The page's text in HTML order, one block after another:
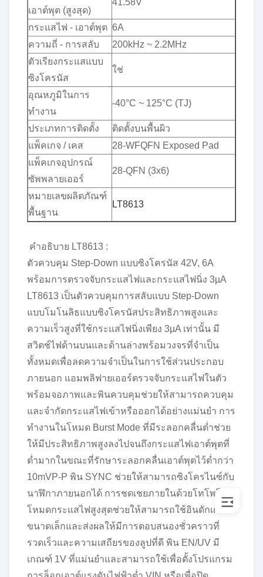
เอาต์พุต (สูงสุด)
41.58V
กระแสไฟ - เอาต์พุต 6A
ความถี่ - การสลับ
200kHz ~ 2.2MHz
ตัวเรียงกระแสแบบ
ซิงโครนัส
ใช่
อุณหภูมิในการ
ทำงาน
-40°C ~ 125°C (TJ)
ประเภทการติดตั้ง
ติดตั้งบนพื้นผิว
แพ็คเกจ / เคส
28-WFQFN Exposed Pad
แพ็คเกจอุปกรณ์
ซัพพลายเออร์
28-QFN (3x6)
หมายเลขผลิตภัณฑ์
พื้นฐาน
LT8613
คำอธิบาย LT8613 :
ตัวควบคุม Step-Down แบบซิงโครนัส 42V, 6A
พร้อมการตรวจจับกระแสไฟและกระแสไฟนิ่ง 3µA
LT8613 เป็นตัวควบคุมการสลับแบบ Step-Down
แบบโมโนลิธแบบซิงโครนัสประสิทธิภาพสูงและ
ความเร็วสูงที่ใช้กระแสไฟนิ่งเพียง 3µA เท่านั้น มี
สวิตช์ไฟด้านบนและด้านล่างพร้อมวงจรที่จำเป็น
ทั้งหมดเพื่อลดความจำเป็นในการใช้ส่วนประกอบ
ภายนอก แอมพลิฟายเออร์ตรวจจับกระแสไฟในตัว
พร้อมจอภาพและพินควบคุมช่วยให้สามารถควบคุม
และจำกัดกระแสไฟเข้าหรือออกได้อย่างแม่นยำ การ
ทำงานในโหมด Burst Mode ที่มีระลอกคลื่นต่ำช่วย
ให้มีประสิทธิภาพสูงลงไปจนถึงกระแสไฟเอาต์พุตที่
ต่ำมากในขณะที่รักษาระลอกคลื่นเอาต์พุตไว้ต่ำกว่า
10mVP-P พิน SYNC ช่วยให้สามารถซิงโครไนซ์กับ
นาฬิกาภายนอกได้ การชดเชยภายในด้วยโทโพโลยี
โหมดกระแสไฟสูงสุดช่วยให้สามารถใช้อินดักเตอร์
ขนาดเล็กและส่งผลให้มีการตอบสนองชั่วคราวที่
รวดเร็วและความเสถียรของลูปที่ดี พิน EN/UV มี
เกณฑ์ 1V ที่แม่นยำและสามารถใช้เพื่อตั้งโปรแกรม